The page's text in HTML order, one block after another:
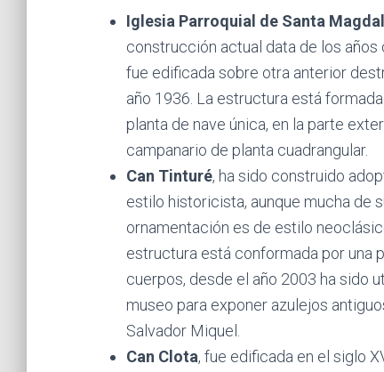
Iglesia Parroquial de Santa
construcción actual data de los años
fue edificada sobre otra anterior
año 1936. La estructura está
planta de nave única, en la parte
campanario de planta cuadrangular.
Can Tinturé, ha sido construido
estilo historicista, aunque mucha de
ornamentación es de estilo
estructura está conformada por una
cuerpos, desde el año 2003 ha sido
museo para exponer azulejos
Salvador Miquel.
Can Clota, fue edificada en el siglo